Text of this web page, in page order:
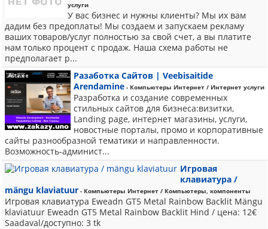
услуги
У вас бизнес и нужны клиенты? Мы их вам
дадим без предоплаты! Мы создаем и запускаем рекламу
ваших товаров/услуг полностью за свой счет, а вы платите
нам только процент с продаж. Наша схема работы не
предполагает р...
Разаботка Сайтов | Veebisaitide
Arendamine - Компьютеры Интернет / Интернет услуги
Разработка и создание современных
стильных сайтов для бизнеса:визитки,
Landing page, интернет магазины, услуги,
новостные порталы, промо и корпоративные
сайты разнообразной тематики и направленности.
Возможность-админист...
Игровая
клавиатура /
mängu klaviatuur - Компьютеры Интернет / Компьютеры, компоненты
Игровая клавиатура Eweadn GT5 Metal Rainbow Backlit Mängu
klaviatuur Eweadn GT5 Metal Rainbow Backlit Hind / цена: 12€
Saadaval/доступно: 3 tk